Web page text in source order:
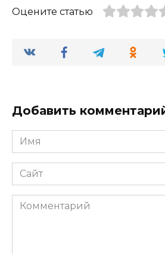
Оцените статью
Добавить
Имя
*
Сайт
Комментарий